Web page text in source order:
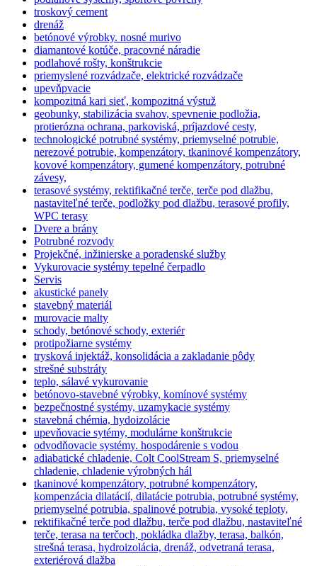
troskový cement
drenáž
betónové výrobky. nosné murivo
diamantové kotúče, pracovné náradie
podlahové rošty, konštrukcie
priemyslené rozvádzače, elektrické rozvádzače
upevňpvacie
kompozitná kari sieť, kompozitná výstuž
geobunky, stabilizácia svahov, spevnenie podložia,
protierózna ochrana, parkoviská, príjazdové cesty,
technologické potrubné systémy, priemyselné potrubie,
nerezové potrubie, kompenzátory, tkaninové kompenzátory,
kovové kompenzátory, gumené kompenzátory, potrubné
závesy,
terasové systémy, rektifikačné terče, terče pod dlažbu,
nastaviteľné terče, podložky pod dlažbu, terasové profily,
WPC terasy
Dvere a brány
Potrubné rozvody
Projekčné, inžinierske a poradenské služby
Vykurovacie systémy tepelné čerpadlo
Servis
akustické panely
stavebný materiál
murovacie malty
schody, betónové schody, exteriér
protipožiarne systémy
trysková injektáž, konsolidácia a zakladanie pôdy
strešné substráty
teplo, sálavé vykurovanie
betónovo-stavebné výrobky, komínové systémy
bezpečnostné systémy, uzamykacie systémy
stavebná chémia, hydoizolácie
upevňovacie sytémy, modulárne konštrukcie
odvodňovacie systémy. hospodárenie s vodou
adiabatické chladenie, Colt CoolStream S, priemyselné
chladenie, chladenie výrobných hál
tkaninové kompenzátory, potrubné kompenzátory,
kompenzácia dilatácií, dilatácie potrubia, potrubné systémy,
priemyselné potrubia, spalinové potrubia, vysoké teploty,
rektifikačné terče pod dlažbu, terče pod dlažbu, nastaviteľné
terče, terasa na terčoch, pokládka dlažby, terasa, balkón,
strešná terasa, hydroizolácia, drenáž, odvetraná terasa,
exteriérová dlažba